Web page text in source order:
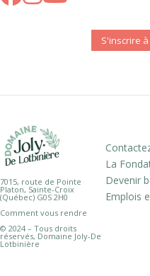
S'inscrire
7015, route de Pointe
Platon, Sainte-Croix
(Québec) G0S 2H0
Comment vous rendre
© 2024 – Tous droits
réservés, Domaine Joly-De
Lotbinière
La
Devenir
Emplois